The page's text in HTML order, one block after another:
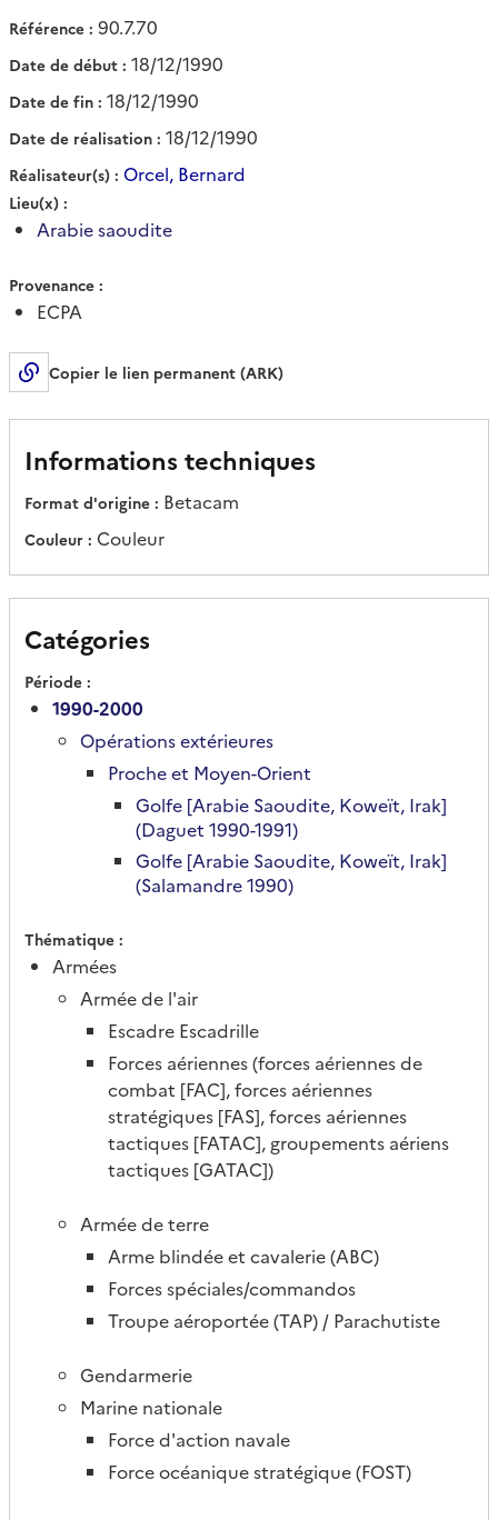
Référence 90.7.70
Date de début 18/12/1990
Date de fin 18/12/1990
Date de réalisation 18/12/1990
Réalisateur(s) Orcel, Bernard
Lieu(x)
Arabie saoudite
Provenance
ECPA
Copier le lien permanent (ARK)
Informations techniques
Format d'origine Betacam
Couleur Couleur
Catégories
Période
1990-2000
Opérations extérieures
Proche et Moyen-Orient
Golfe [Arabie Saoudite, Koweït, Irak]
(Daguet 1990-1991)
Golfe [Arabie Saoudite, Koweït, Irak]
(Salamandre 1990)
Thématique
Armées
Armée de l'air
Escadre Escadrille
Forces aériennes (forces aériennes de
combat [FAC], forces aériennes
stratégiques [FAS], forces aériennes
tactiques [FATAC], groupements aériens
tactiques [GATAC])
Armée de terre
Arme blindée et cavalerie (ABC)
Forces spéciales/commandos
Troupe aéroportée (TAP) / Parachutiste
Gendarmerie
Marine nationale
Force d'action navale
Force océanique stratégique (FOST)